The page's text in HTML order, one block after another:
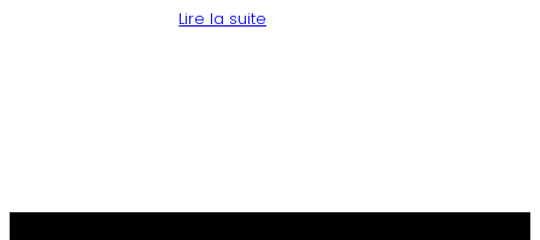
Lire la suite